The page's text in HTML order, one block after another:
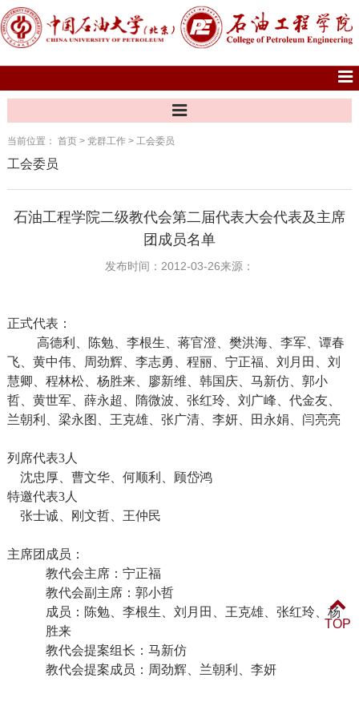
当前位置： 首页> 党群工作> 工会委员
工会委员
石油工程学院二级教代会第二届代表大会代表及主席
团成员名单
发布时间：2012-03-26来源：
正式代表：
高德利、陈勉、李根生、蒋官澄、樊洪海、李军、谭春
飞、黄中伟、周劲辉、李志勇、程丽、宁正福、刘月田、刘
慧卿、程林松、杨胜来、廖新维、韩国庆、马新仿、郭小
哲、黄世军、薛永超、隋微波、张红玲、刘广峰、代金友、
兰朝利、梁永图、王克雄、张广清、李妍、田永娟、闫亮亮
列席代表3人
沈忠厚、曹文华、何顺利、顾岱鸿
特邀代表3人
张士诚、刚文哲、王仲民
主席团成员：
教代会主席：宁正福
教代会副主席：郭小哲
成员：陈勉、李根生、刘月田、王克雄、张红玲、杨
胜来
教代会提案组长：马新仿
教代会提案成员： 周劲辉、兰朝利、李妍
TOP